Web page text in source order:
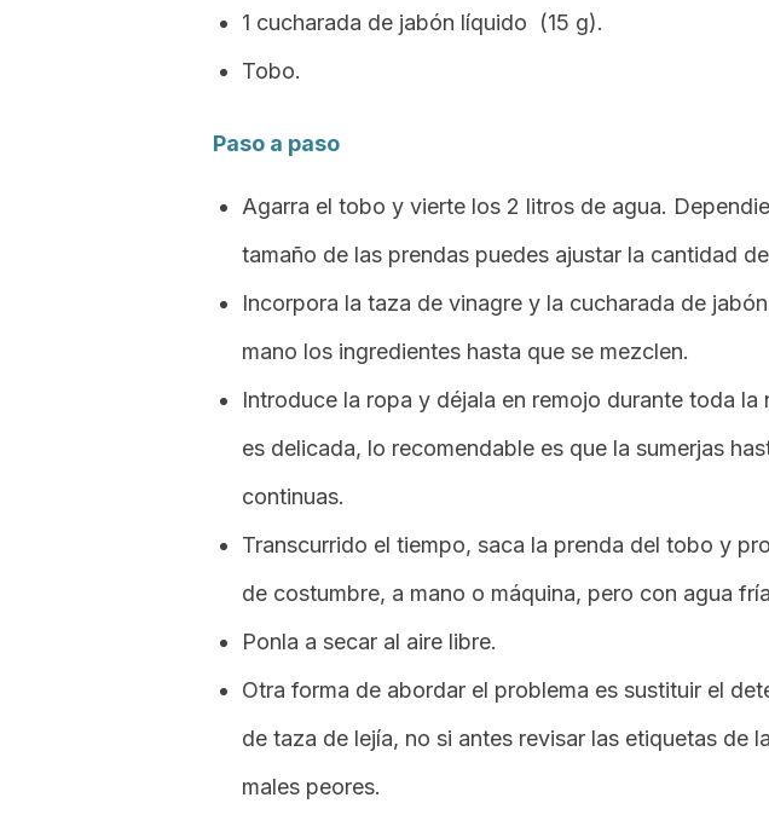
1 cucharada de jabón líquido (15 g).
Tobo.
Paso a paso
Agarra el tobo y vierte los 2 litros de agua.
tamaño de las prendas puedes ajustar la cantidad
Incorpora la taza de vinagre y la cucharada de
mano los ingredientes hasta que se mezclen.
Introduce la ropa y déjala en remojo durante toda la
es delicada, lo recomendable es que la sumerjas
continuas.
Transcurrido el tiempo, saca la prenda del tobo y
de costumbre, a mano o máquina, pero con agua
Ponla a secar al aire libre.
Otra forma de abordar el problema es sustituir el
de taza de lejía, no si antes revisar las etiquetas de
males peores.